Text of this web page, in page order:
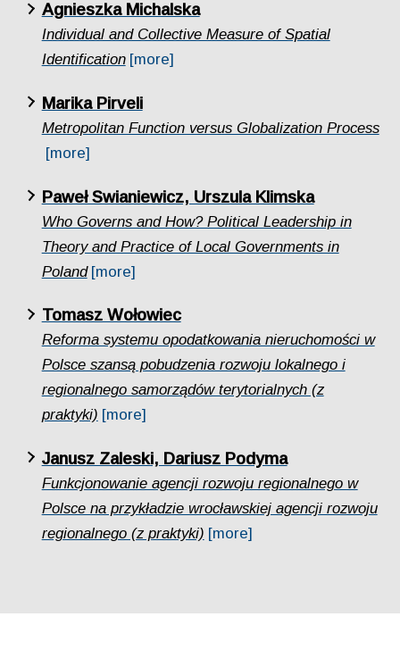
Agnieszka Michalska
Individual and Collective Measure of Spatial
Identification [more]
Marika Pirveli
Metropolitan Function versus Globalization Process
[more]
Paweł Swianiewicz, Urszula Klimska
Who Governs and How? Political Leadership in
Theory and Practice of Local Governments in
Poland [more]
Tomasz Wołowiec
Reforma systemu opodatkowania nieruchomości w
Polsce szansą pobudzenia rozwoju lokalnego i
regionalnego samorządów terytorialnych (z
praktyki) [more]
Janusz Zaleski, Dariusz Podyma
Funkcjonowanie agencji rozwoju regionalnego w
Polsce na przykładzie wrocławskiej agencji rozwoju
regionalnego (z praktyki) [more]